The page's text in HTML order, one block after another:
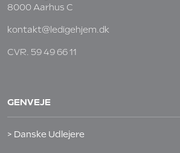
8000 Aarhus C
kontakt@ledigehjem.dk
CVR. 59 49 66 11
GENVEJE
> Danske Udlejere